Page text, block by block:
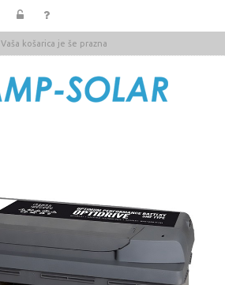
Vaša košarica je še prazna